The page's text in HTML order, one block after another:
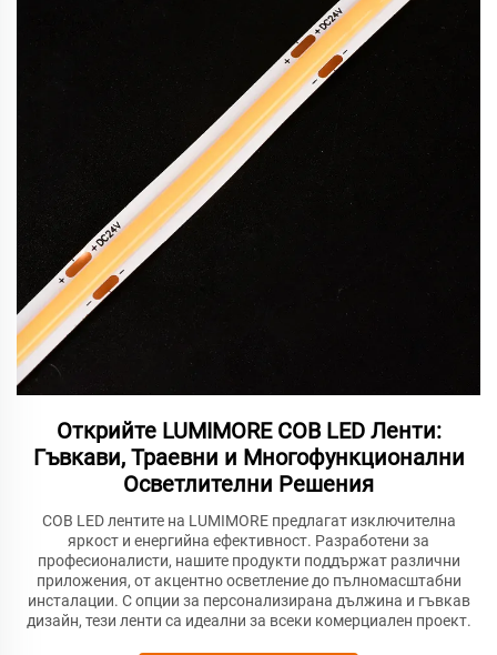
Открийте LUMIMORE COB LED Ленти:
Гъвкави, Траевни и Многофункционални
Осветлителни Решения
COB LED лентите на LUMIMORE предлагат изключителна
яркост и енергийна ефективност. Разработени за
професионалисти, нашите продукти поддържат различни
приложения, от акцентно осветление до пълномасштабни
инсталации. С опции за персонализирана дължина и гъвкав
дизайн, тези ленти са идеални за всеки комерциален проект.